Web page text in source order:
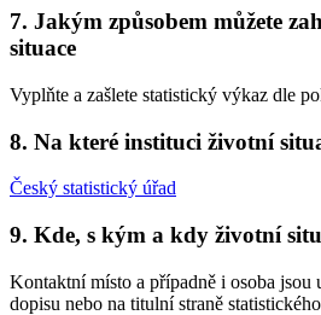
7. Jakým způsobem můžete
situace
Vyplňte a zašlete statistický výkaz dle
8. Na které instituci životní
Český statistický úřad
9. Kde, s kým a kdy životní
Kontaktní místo a případně i osoba jsou
dopisu nebo na titulní straně